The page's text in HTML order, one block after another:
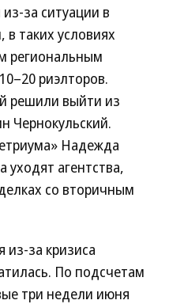
за ситуации в
в таких условиях
региональным
риэлторов.
решили выйти из
Чернокульский.
Надежда
уходят агентства,
со вторичным
из-за кризиса
По подсчетам
три недели июня